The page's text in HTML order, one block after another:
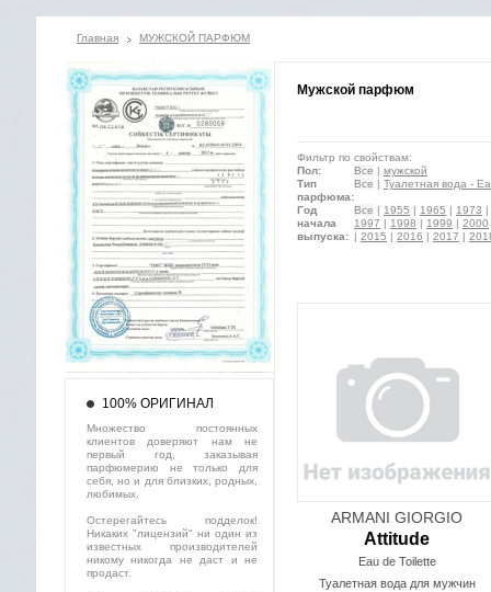
Главная МУЖСКОЙ ПАРФЮМ
Мужской парфюм
Фильтр по свойствам:
Пол:
Все | мужской
Тип
парфюма:
Все | Туалетная вода -
Год
начала
выпуска:
Все | 1955 | 1965 | 1973 |
1997 | 1998 | 1999 | 2000
| 2015 | 2016 | 2017 |
ARMANI GIORGIO
Attitude
Eau de Toilette
Туалетная вода для мужчин
100% ОРИГИНАЛ
Множество постоянных
клиентов доверяют нам не
первый год, заказывая
парфюмерию не только для
себя, но и для близких, родных,
любимых.
Остерегайтесь подделок!
Никаких "лицензий" ни один из
известных производителей
никому никогда не даст и не
продаст.